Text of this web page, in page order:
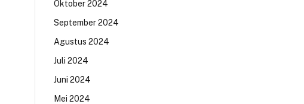
Oktober 2024
September 2024
Agustus 2024
Juli 2024
Juni 2024
Mei 2024